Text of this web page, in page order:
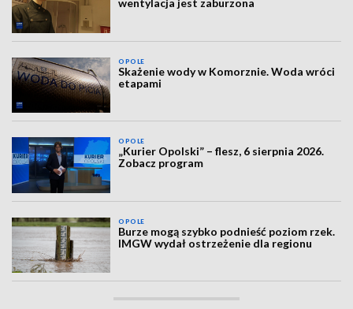
wentylacja jest zaburzona
OPOLE
Skażenie wody w Komorznie. Woda wróci
etapami
OPOLE
„Kurier Opolski” – flesz, 6 sierpnia 2026.
Zobacz program
OPOLE
Burze mogą szybko podnieść poziom rzek.
IMGW wydał ostrzeżenie dla regionu